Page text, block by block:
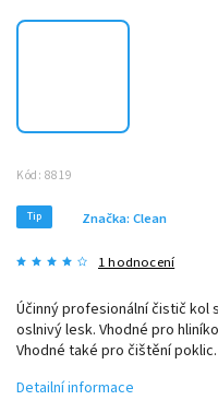
Kód: 8819
Tip
1 hodnocení
Značka: Clean
Účinný profesionální čistič kol
oslnivý lesk. Vhodné pro
Vhodné také pro čištění poklic.
Detailní informace